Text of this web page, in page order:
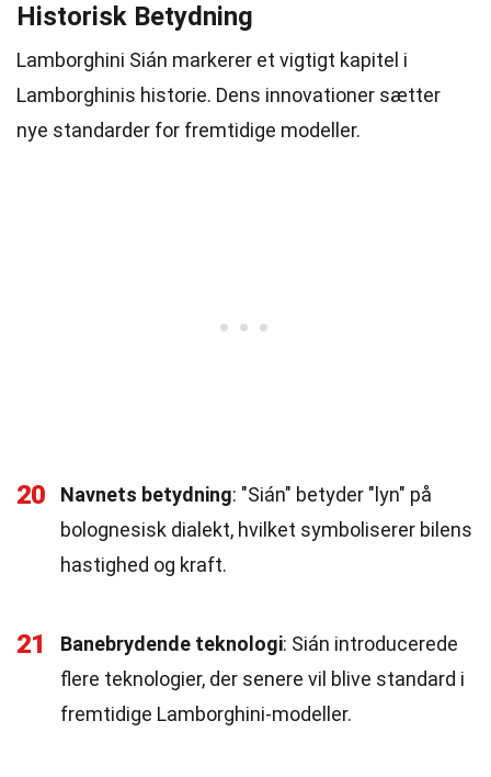
Historisk Betydning
Lamborghini Sián markerer et vigtigt kapitel i
Lamborghinis historie. Dens innovationer sætter
nye standarder for fremtidige modeller.
20 Navnets betydning: "Sián" betyder "lyn" på
bolognesisk dialekt, hvilket symboliserer bilens
hastighed og kraft.
21 Banebrydende teknologi: Sián introducerede
flere teknologier, der senere vil blive standard i
fremtidige Lamborghini-modeller.